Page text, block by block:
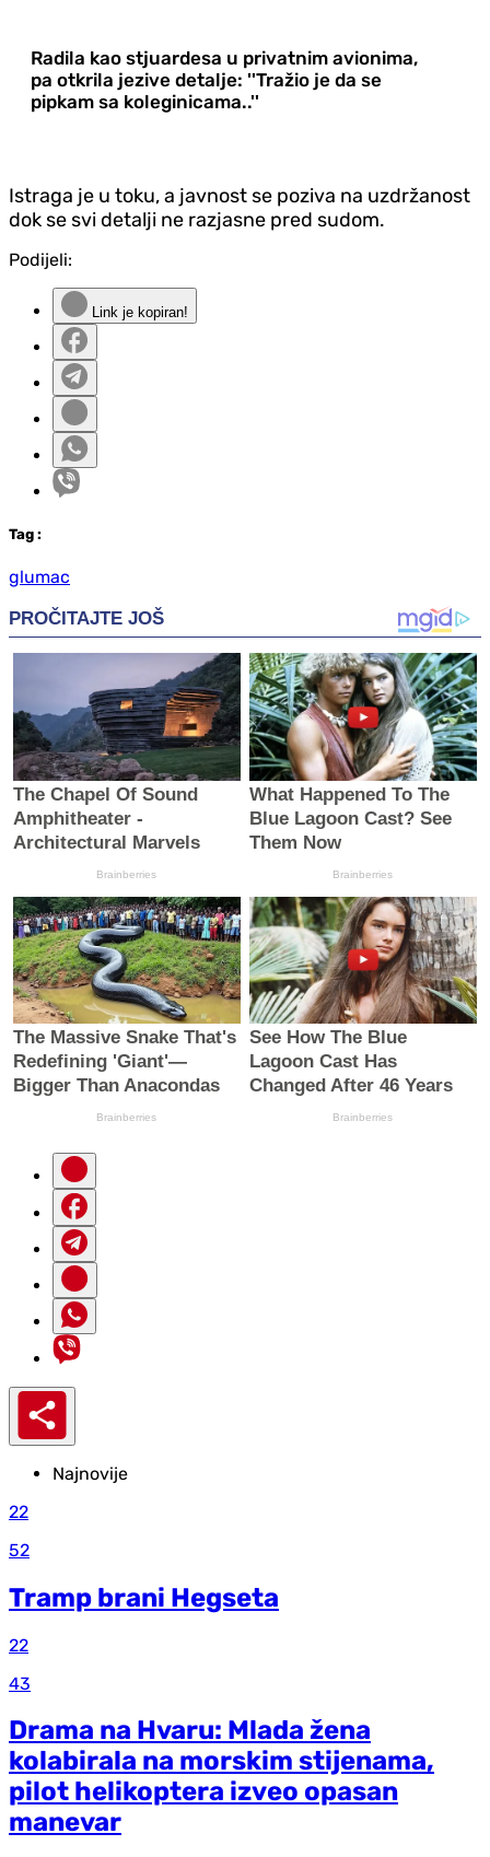
Radila kao stjuardesa u privatnim avionima,
pa otkrila jezive detalje: ''Tražio je da se
pipkam sa koleginicama..''
Istraga je u toku, a javnost se poziva na uzdržanost
dok se svi detalji ne razjasne pred sudom.
Podijeli:
Link je kopiran!
Tag :
glumac
Najnovije
22
52
Tramp brani Hegseta
22
43
Drama na Hvaru: Mlada žena
kolabirala na morskim stijenama,
pilot helikoptera izveo opasan
manevar